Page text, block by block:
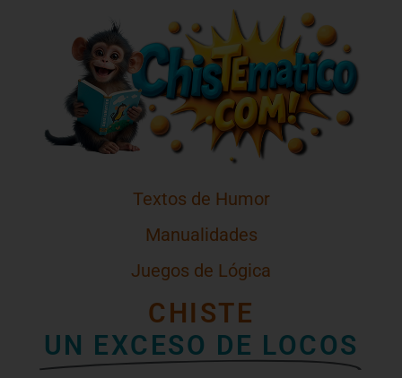
Textos de Humor
Manualidades
Juegos de Lógica
CHISTE
UN EXCESO DE LOCOS